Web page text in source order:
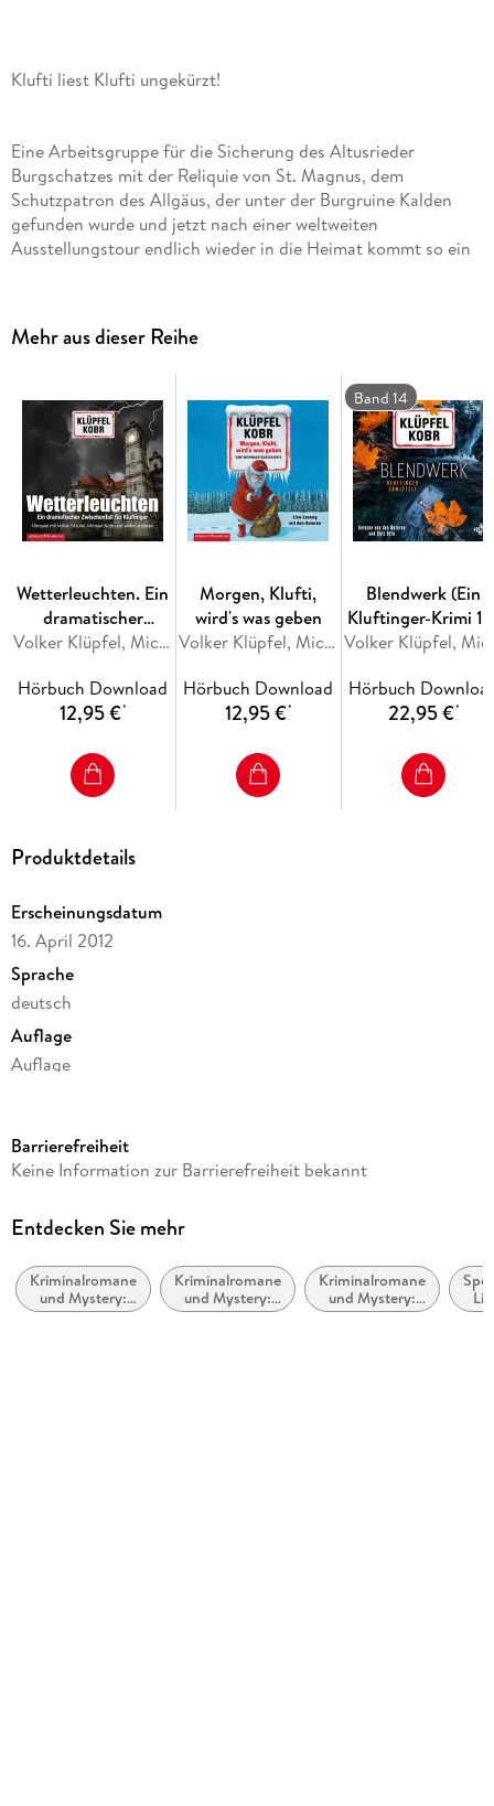
Klufti liest Klufti ungekürzt!
Eine Arbeitsgruppe für die Sicherung des Altusrieder
Burgschatzes mit der Reliquie von St. Magnus, dem
Schutzpatron des Allgäus, der unter der Burgruine Kalden
gefunden wurde und jetzt nach einer weltweiten
Ausstellungstour endlich wieder in die Heimat kommt so ein
ausgerechnet jetzt wird auch noch Kluftingers Auto
gestohlen, was er aus Scham jedoch seinen Kollegen und
sogar Erika verschweigt. Das bringt ihn mehr als einmal in
Bedrängnis. Vor allem natürlich, wenn Dr. Langhammer mit
von der Partie ist
Mehr aus dieser Reihe
Wetterleuchten. Ein
dramatischer
Zwischenfall für Volker Klüpfel, Michael Kobr
Hörbuch Download
12,95 €*
Morgen, Klufti,
wird's was geben
Volker Klüpfel, Michael Kobr
Hörbuch Download
12,95 €*
Band 14
Blendwerk (Ein
Kluftinger-Krimi
Hörbuch
22,95 €*
Produktdetails
Erscheinungsdatum
16. April 2012
Sprache
deutsch
Auflage
Auflage
Dateigröße
Laufzeit
Reihe
Kommissar Kluftinger, 6
Barrierefreiheit
Keine Information zur Barrierefreiheit bekannt
Entdecken Sie mehr
Kriminalromane
und Mystery:
Cosy Mystery
Kriminalromane
und Mystery:
Humor
Kriminalromane
und Mystery:
Polizeiarbeit &